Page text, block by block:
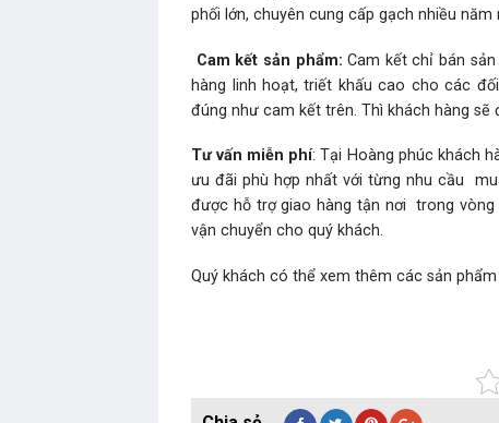
phối lớn, chuyên cung cấp gạch nhiều
Cam kết sản phẩm: Cam kết chỉ bán
hàng linh hoạt, triết khấu cao cho các
đúng như cam kết trên. Thì khách hàng
Tư vấn miễn phí: Tại Hoàng phúc khách
ưu đãi phù hợp nhất với từng nhu cầu
được hỗ trợ giao hàng tận nơi trong vòng
vận chuyển cho quý khách.
Quý khách có thể xem thêm các sản phẩm